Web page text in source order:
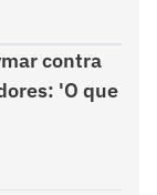
contra
'O que